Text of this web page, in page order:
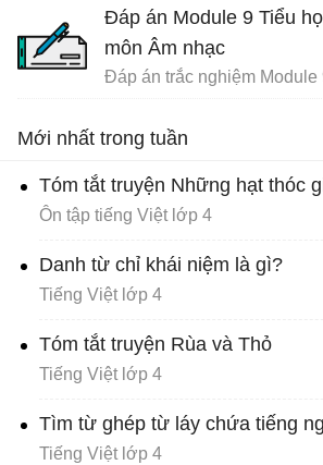
Đáp án Module 9 Tiểu
môn Âm nhạc
Mới nhất trong tuần
Tóm tắt truyện Những hạt thóc
Ôn tập tiếng Việt lớp 4
Danh từ chỉ khái niệm là gì?
Tiếng Việt lớp 4
Tóm tắt truyện Rùa và Thỏ
Tiếng Việt lớp 4
Tìm từ ghép từ láy chứa tiếng
Tiếng Việt lớp 4